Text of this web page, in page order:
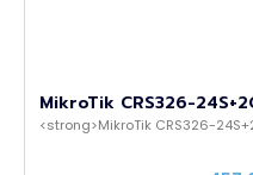
MikroTik CRS326-
<strong>MikroTik CRS326-